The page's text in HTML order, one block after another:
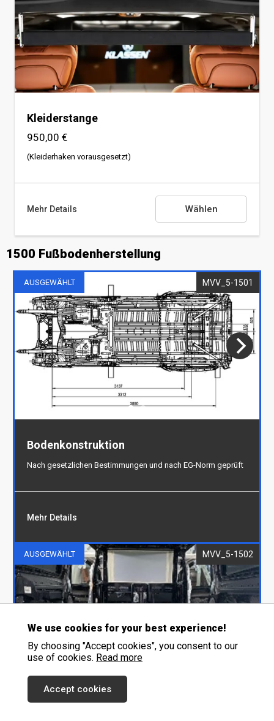
Kleiderstange
950,00 €
(Kleiderhaken vorausgesetzt)
Kleiderstange
(Kleiderhaken vorausgesetzt)
Mehr Details Wählen
1500 Fußbodenherstellung
AUSGEWÄHLT MVV_5-1501
Bodenkonstruktion
Nach gesetzlichen Bestimmungen und nach EG-Norm geprüft
Bodenkonstruktion
Nach gesetzlichen Bestimmungen und nach EG-
Norm geprüft
Mehr Details
AUSGEWÄHLT MVV_5-1502
We use cookies for your best experience!
By choosing "Accept cookies", you consent to our
use of cookies. Read more
Accept cookies